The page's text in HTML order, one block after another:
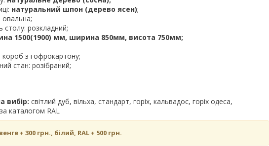
натуральний шпон (дерево ясен);
овальна;
столу: розкладний;
1500(1900) мм, ширина 850мм, висота 750мм;
короб з гофрокартону;
стан: розібраний;
вибір: світлий дуб, вільха, стандарт, горіх, кальвадос, горіх одеса,
каталогом RAL
+ 300 грн., білий, RAL + 500 грн.